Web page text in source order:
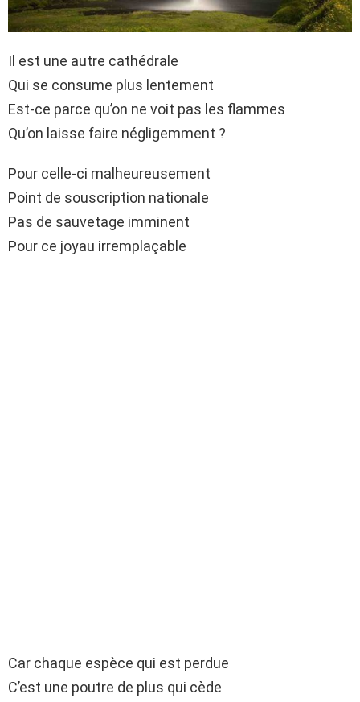
Il est une autre cathédrale
Qui se consume plus lentement
Est-ce parce qu’on ne voit pas les flammes
Qu’on laisse faire négligemment ?
Pour celle-ci malheureusement
Point de souscription nationale
Pas de sauvetage imminent
Pour ce joyau irremplaçable
Car chaque espèce qui est perdue
C’est une poutre de plus qui cède